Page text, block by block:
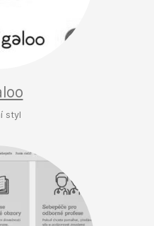
styl